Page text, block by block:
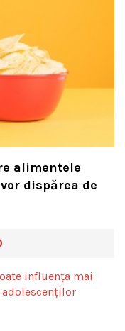
alimentele
dispărea de